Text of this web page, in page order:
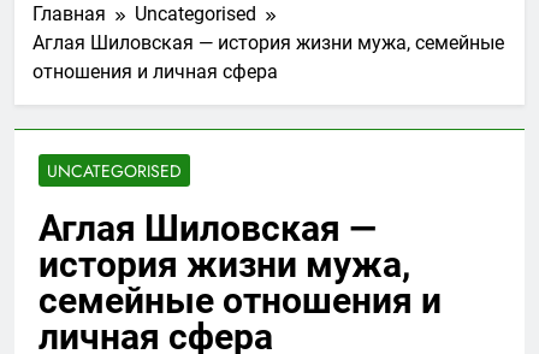
Главная
Uncategorised
Аглая Шиловская — история жизни мужа, семейные
отношения и личная сфера
UNCATEGORISED
Аглая Шиловская —
история жизни мужа,
семейные отношения и
личная сфера